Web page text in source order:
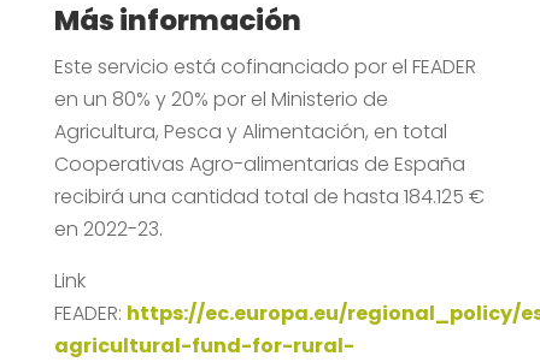
Más información
Este servicio está cofinanciado por el FEADER
en un 80% y 20% por el Ministerio de
Agricultura, Pesca y Alimentación, en total
Cooperativas Agro-alimentarias de España
recibirá una cantidad total de hasta 184.125 €
en 2022-23.
Link
FEADER: https://ec.europa.eu/regional_policy/
agricultural-fund-for-rural-